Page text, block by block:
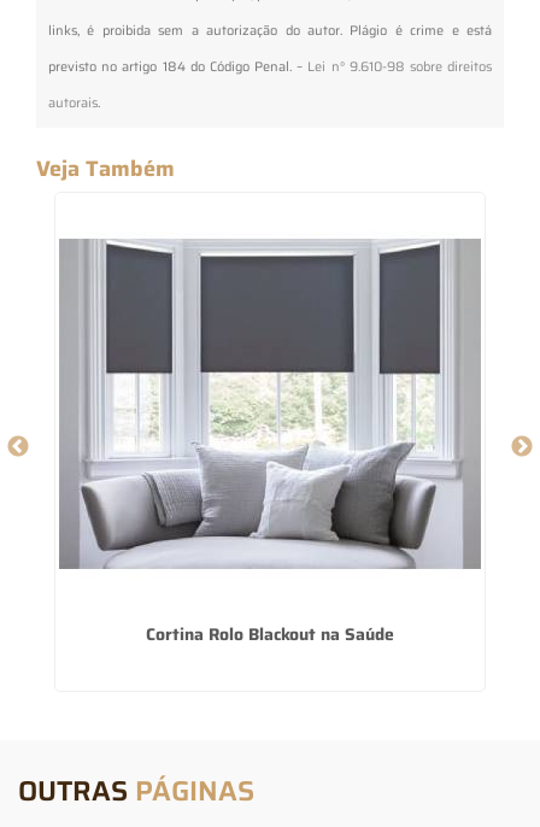
links, é proibida sem a autorização do autor. Plágio é crime e está
previsto no artigo 184 do Código Penal. – Lei n° 9.610-98 sobre direitos
autorais.
Veja Também
Cortina Rolo Blackout na Saúde
OUTRAS PÁGINAS